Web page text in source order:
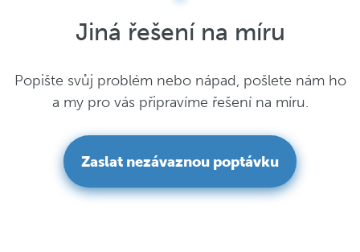
Jiná řešení na míru
Popište svůj problém nebo nápad, pošlete nám ho
a my pro vás připravíme řešení na míru.
Zaslat nezávaznou poptávku